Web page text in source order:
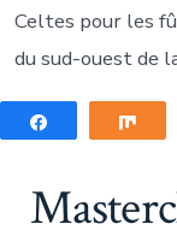
Celtes pour les
du sud-ouest de
Partagez